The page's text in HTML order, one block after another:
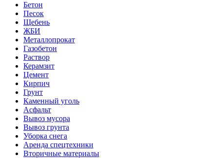
Бетон
Песок
Щебень
ЖБИ
Металлопрокат
Газобетон
Раствор
Керамзит
Цемент
Кирпич
Грунт
Каменный уголь
Асфальт
Вывоз мусора
Вывоз грунта
Уборка снега
Аренда спецтехники
Вторичные материалы